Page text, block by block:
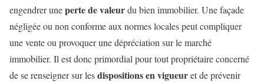
engendrer uneperte de valeurdu bien immobilier. Une façade
négligée ou non conforme aux normes locales peut compliquer
une vente ou provoquer une dépréciation sur le marché
immobilier. Il est donc primordial pour tout propriétaire concerné
de se renseigner sur lesdispositions en vigueuret de prévenir